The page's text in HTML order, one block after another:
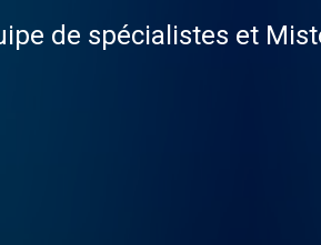
de spécialistes et